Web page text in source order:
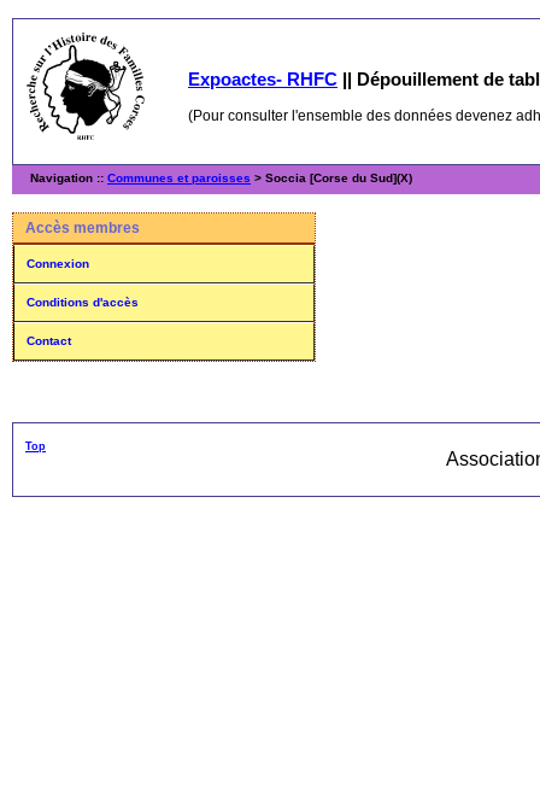
Expoactes- RHFC || Dépouillement de
(Pour consulter l'ensemble des données devenez
Navigation :: Communes et paroisses > Soccia [Corse du Sud](X)
Accès membres
Connexion
Conditions d'accès
Contact
Top